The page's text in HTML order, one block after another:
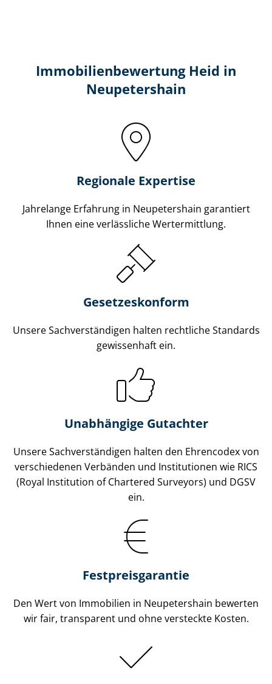
Immobilien­bewertung Heid in
Neupetershain
Regionale Expertise
Jahrelange Erfahrung in Neupetershain garantiert
Ihnen eine verlässliche Wertermittlung.
Gesetzes­konform
Unsere Sach­ver­stän­di­gen halten rechtliche Standards
gewissenhaft ein.
Unabhängige Gutachter
Unsere Sach­ver­stän­di­gen halten den Ehrencodex von
verschiedenen Verbänden und Institutionen wie RICS
(Royal Institution of Chartered Surveyors) und DGSV
ein.
Festpreis​garantie
Den Wert von Immobilien in Neupetershain bewerten
wir fair, transparent und ohne versteckte Kosten.